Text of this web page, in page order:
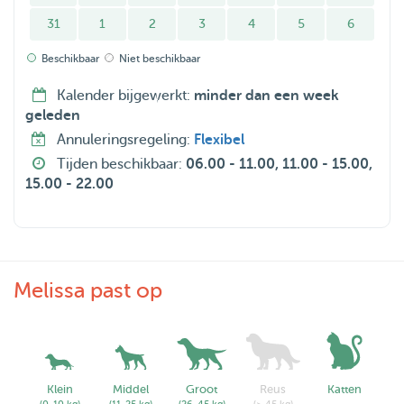
31 1 2 3 4 5 6
Beschikbaar Niet beschikbaar
Kalender bijgewerkt: minder dan een week
geleden
Annuleringsregeling: Flexibel
Tijden beschikbaar: 06.00 - 11.00, 11.00 - 15.00,
15.00 - 22.00
Melissa past op
Klein Middel Groot Reus Katten